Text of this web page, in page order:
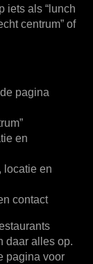
iets als “lunch
centrum” of
pagina
en
locatie en
contact
daar alles op.
pagina voor